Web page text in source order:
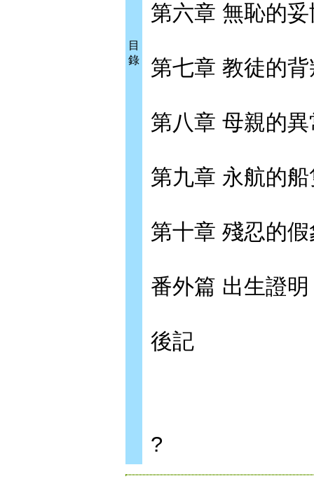
目
錄
第六章 無恥的
第七章 教徒的
第八章 母親的
第九章 永航的
第十章 殘忍的
番外篇 出生證
後記
?